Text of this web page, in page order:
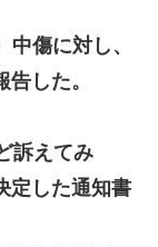
傷に対し、
した。
訴えてみ
定した通知書